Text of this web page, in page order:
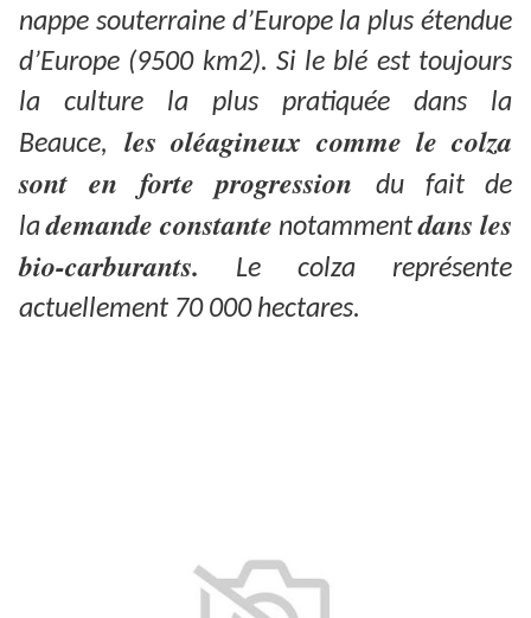
nappe souterraine d’Europe la plus étendue
d’Europe (9500 km2). Si le blé est toujours
la culture la plus pratiquée dans la
Beauce,
les oléagineux comme le colza
sont en forte progressiondu fait de
lademande constante notammentdans les
bio-carburants. Le colza représente
actuellement 70 000 hectares.